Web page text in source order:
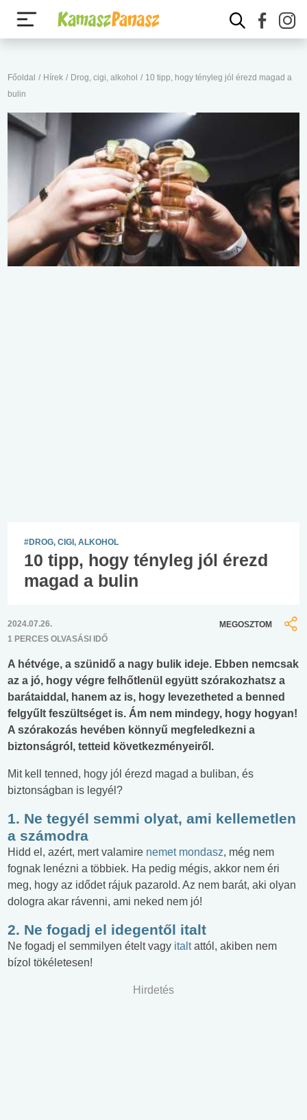
Főoldal / Hírek / Drog, cigi, alkohol / 10 tipp, hogy tényleg jól érezd magad a
bulin
#DROG, CIGI, ALKOHOL
10 tipp, hogy tényleg jól érezd
magad a bulin
2024.07.26.
1 PERCES OLVASÁSI IDŐ
MEGOSZTOM
A hétvége, a szünidő a nagy bulik ideje. Ebben nemcsak
az a jó, hogy végre felhőtlenül együtt szórakozhatsz a
barátaiddal, hanem az is, hogy levezetheted a benned
felgyűlt feszültséget is. Ám nem mindegy, hogy hogyan!
A szórakozás hevében könnyű megfeledkezni a
biztonságról, tetteid következményeiről.
Mit kell tenned, hogy jól érezd magad a buliban, és
biztonságban is legyél?
1. Ne tegyél semmi olyat, ami kellemetlen
a számodra
Hidd el, azért, mert valamire nemet mondasz, még nem
fognak lenézni a többiek. Ha pedig mégis, akkor nem éri
meg, hogy az idődet rájuk pazarold. Az nem barát, aki olyan
dologra akar rávenni, ami neked nem jó!
2. Ne fogadj el idegentől italt
Ne fogadj el semmilyen ételt vagy italtattól, akiben nem
bízol tökéletesen!
Hirdetés